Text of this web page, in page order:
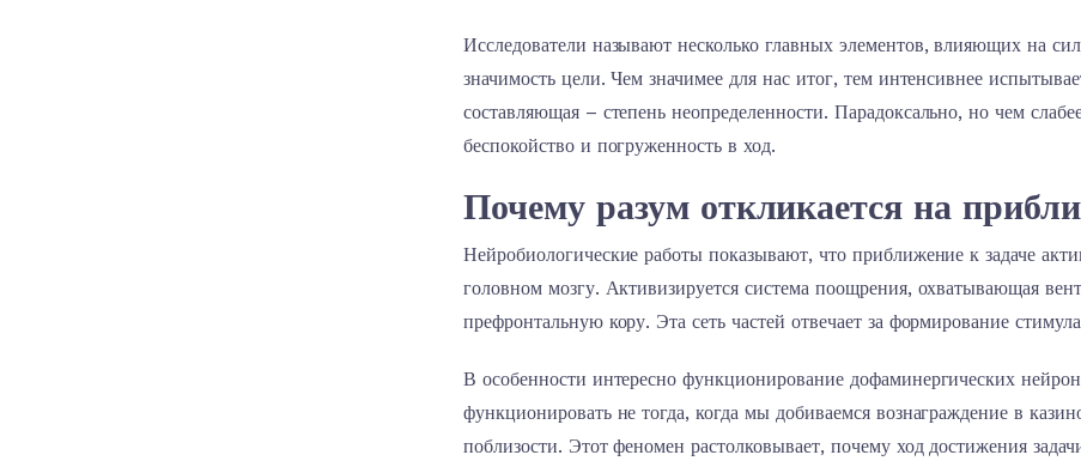
Исследователи называют несколько главных элементов, влияющих на
значимость цели. Чем значимее для нас итог, тем интенсивнее
составляющая – степень неопределенности. Парадоксально, но чем
беспокойство и погруженность в ход.
Почему разум откликается на
Нейробиологические работы показывают, что приближение к задаче
головном мозгу. Активизируется система поощрения, охватывающая
префронтальную кору. Эта сеть частей отвечает за формирование
В особенности интересно функционирование дофаминергических
функционировать не тогда, когда мы добиваемся вознаграждение в
поблизости. Этот феномен растолковывает, почему ход достижения